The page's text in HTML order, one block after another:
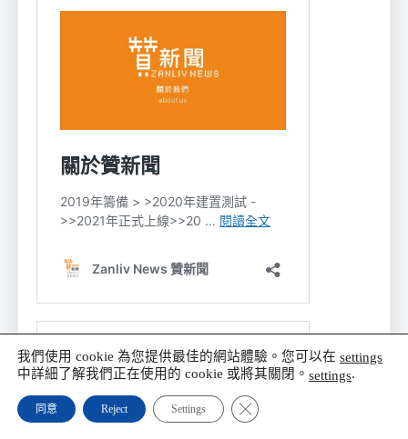
我們使用 cookie 為您提供最佳的網站體驗。您可以在 settings
中詳細了解我們正在使用的 cookie 或將其關閉。 settings.
同意 Reject Settings Close GDPR Cookie Banner